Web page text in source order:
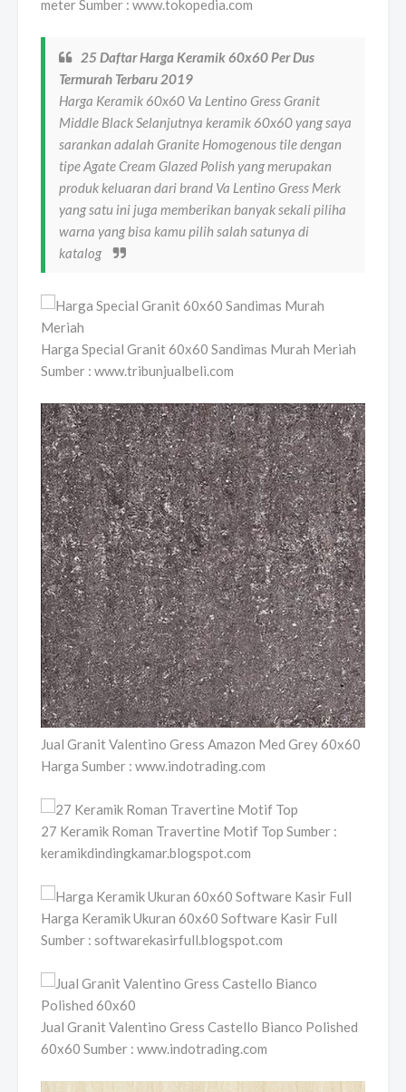
meter Sumber : www.tokopedia.com
25 Daftar Harga Keramik 60x60 Per Dus
Termurah Terbaru 2019
Harga Keramik 60x60 Va Lentino Gress Granit
Middle Black Selanjutnya keramik 60x60 yang saya
sarankan adalah Granite Homogenous tile dengan
tipe Agate Cream Glazed Polish yang merupakan
produk keluaran dari brand Va Lentino Gress Merk
yang satu ini juga memberikan banyak sekali piliha
warna yang bisa kamu pilih salah satunya di
katalog
Harga Special Granit 60x60 Sandimas Murah Meriah
Sumber : www.tribunjualbeli.com
Jual Granit Valentino Gress Amazon Med Grey 60x60
Harga Sumber : www.indotrading.com
27 Keramik Roman Travertine Motif Top Sumber :
keramikdindingkamar.blogspot.com
Harga Keramik Ukuran 60x60 Software Kasir Full
Sumber : softwarekasirfull.blogspot.com
Jual Granit Valentino Gress Castello Bianco Polished
60x60 Sumber : www.indotrading.com